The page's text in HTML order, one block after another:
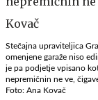
Stečajna upraviteljica
omenjene garaže niso
je pa podjetje vpisano
nepremičnin ne ve,
Foto: Ana Kovač